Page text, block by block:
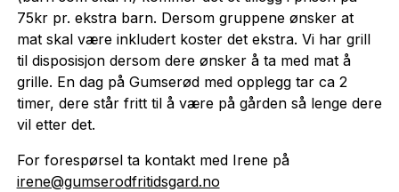
75kr pr. ekstra barn. Dersom gruppene ønsker at
mat skal være inkludert koster det ekstra. Vi har grill
til disposisjon dersom dere ønsker å ta med mat å
grille. En dag på Gumserød med opplegg tar ca 2
timer, dere står fritt til å være på gården så lenge dere
vil etter det.
For forespørsel ta kontakt med Irene på
irene@gumserodfritidsgard.no